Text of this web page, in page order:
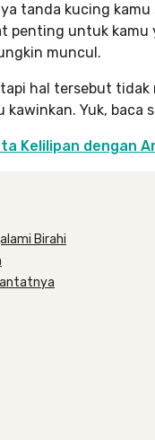
tanda kucing kamu
penting untuk
muncul.
hal tersebut
Yuk, baca
Kelilipan dengan
Birahi